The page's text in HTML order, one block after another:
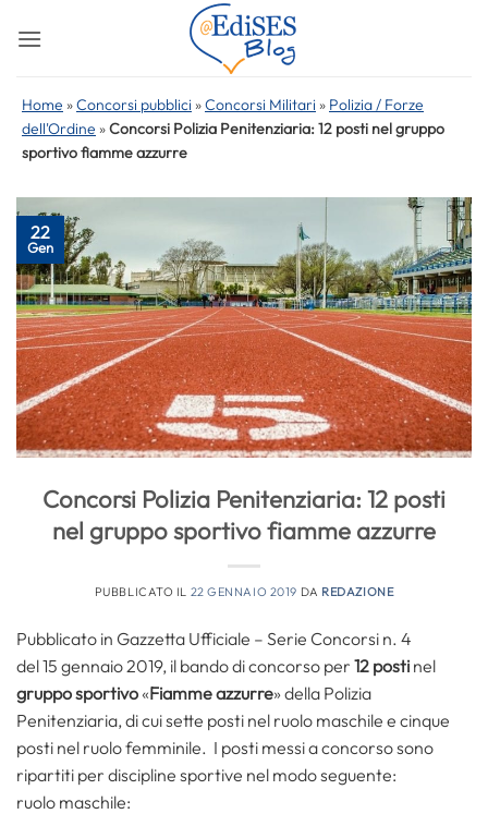
Home »Concorsi pubblici »Concorsi Militari » Polizia / Forze
dell'Ordine »Concorsi Polizia Penitenziaria: 12 posti nel gruppo
sportivo fiamme azzurre
22
Gen
Concorsi Polizia Penitenziaria: 12 posti
nel gruppo sportivo fiamme azzurre
PUBBLICATO IL 22 GENNAIO 2019 DA REDAZIONE
Pubblicato in Gazzetta Ufficiale – Serie Concorsi n. 4
del 15 gennaio 2019, il bando di concorso per 12 posti nel
gruppo sportivo «Fiamme azzurre» della Polizia
Penitenziaria, di cui sette posti nel ruolo maschile e cinque
posti nel ruolo femminile. I posti messi a concorso sono
ripartiti per discipline sportive nel modo seguente:
ruolo maschile: